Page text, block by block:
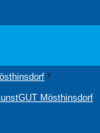
Mösthinsdorf